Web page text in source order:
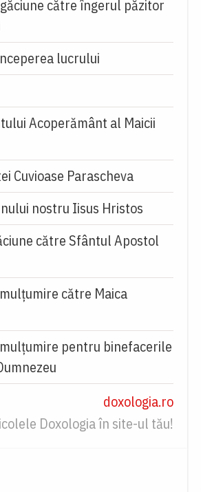
către îngerul păzitor
lucrului
Acoperământ al Maicii
Cuvioase Parascheva
nostru Iisus Hristos
către Sfântul Apostol
către Maica
pentru binefacerile
doxologia.ro
Doxologia în site-ul tău!